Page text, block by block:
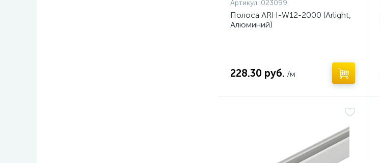
Артикул: 023099
Полоса ARH-W12-2000 (Arlight,
Алюминий)
228.30 руб. /м